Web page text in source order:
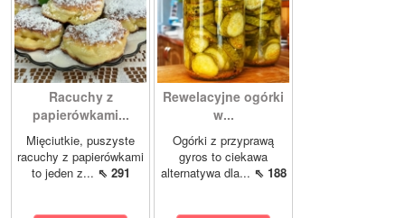
Racuchy z
papierówkami...
Mięciutkie, puszyste
racuchy z papierówkami
to jeden z... ⇖ 291
Rewelacyjne ogórki
w...
Ogórki z przyprawą
gyros to ciekawa
alternatywa dla... ⇖ 188